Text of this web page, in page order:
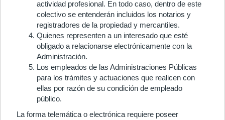
actividad profesional. En todo caso, dentro de este
colectivo se entenderán incluidos los notarios y
registradores de la propiedad y mercantiles.
Quienes representen a un interesado que esté
obligado a relacionarse electrónicamente con la
Administración.
Los empleados de las Administraciones Públicas
para los trámites y actuaciones que realicen con
ellas por razón de su condición de empleado
público.
La forma telemática o electrónica requiere poseer